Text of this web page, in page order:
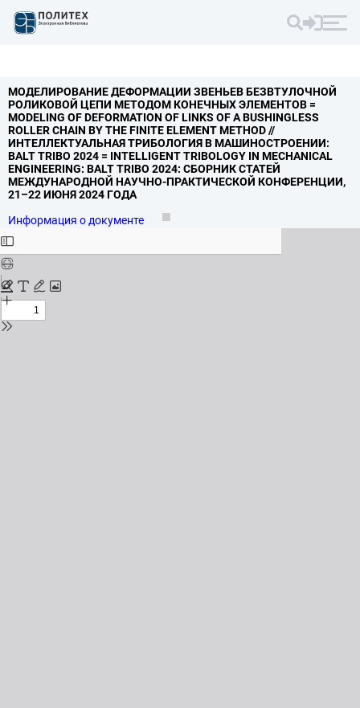
МОДЕЛИРОВАНИЕ ДЕФОРМАЦИИ ЗВЕНЬЕВ БЕЗВТУЛОЧНОЙ
РОЛИКОВОЙ ЦЕПИ МЕТОДОМ КОНЕЧНЫХ ЭЛЕМЕНТОВ =
MODELING OF DEFORMATION OF LINKS OF A BUSHINGLESS
ROLLER CHAIN BY THE FINITE ELEMENT METHOD //
ИНТЕЛЛЕКТУАЛЬНАЯ ТРИБОЛОГИЯ В МАШИНОСТРОЕНИИ:
BALT TRIBO 2024 = INTELLIGENT TRIBOLOGY IN MECHANICAL
ENGINEERING: BALT TRIBO 2024: СБОРНИК СТАТЕЙ
МЕЖДУНАРОДНОЙ НАУЧНО-ПРАКТИЧЕСКОЙ КОНФЕРЕНЦИИ,
21–22 ИЮНЯ 2024 ГОДА
Информация о документе